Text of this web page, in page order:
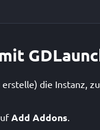
die Instanz,
Add Addons.